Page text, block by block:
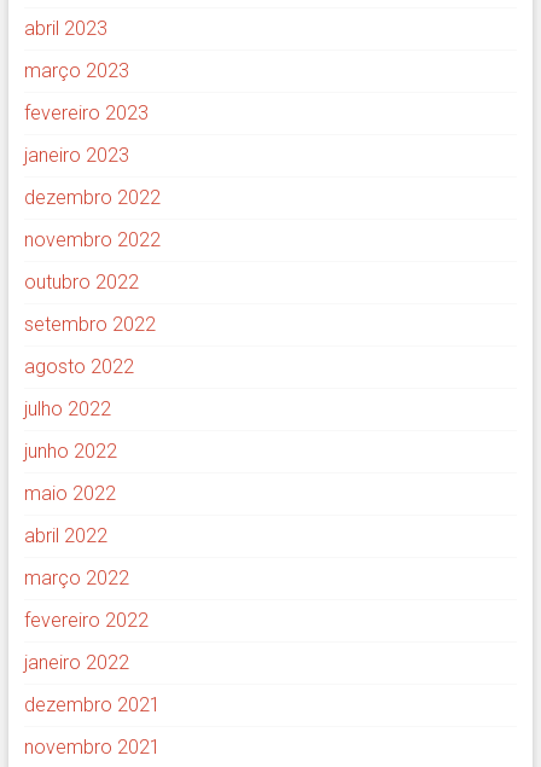
abril 2023
março 2023
fevereiro 2023
janeiro 2023
dezembro 2022
novembro 2022
outubro 2022
setembro 2022
agosto 2022
julho 2022
junho 2022
maio 2022
abril 2022
março 2022
fevereiro 2022
janeiro 2022
dezembro 2021
novembro 2021